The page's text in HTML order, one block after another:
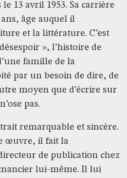
13 avril 1953. Sa carrière
âge auquel il
et la littérature. C’est
», l’histoire de
famille de la
par un besoin de dire, de
moyen que d’écrire sur
pas.
remarquable et sincère.
œuvre, il fait la
de publication chez
lui-même. Il lui